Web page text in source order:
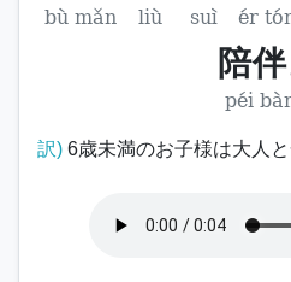
bù mǎn liù suì ér
陪伴
péi bàn
訳) 6歳未満のお子様は大人